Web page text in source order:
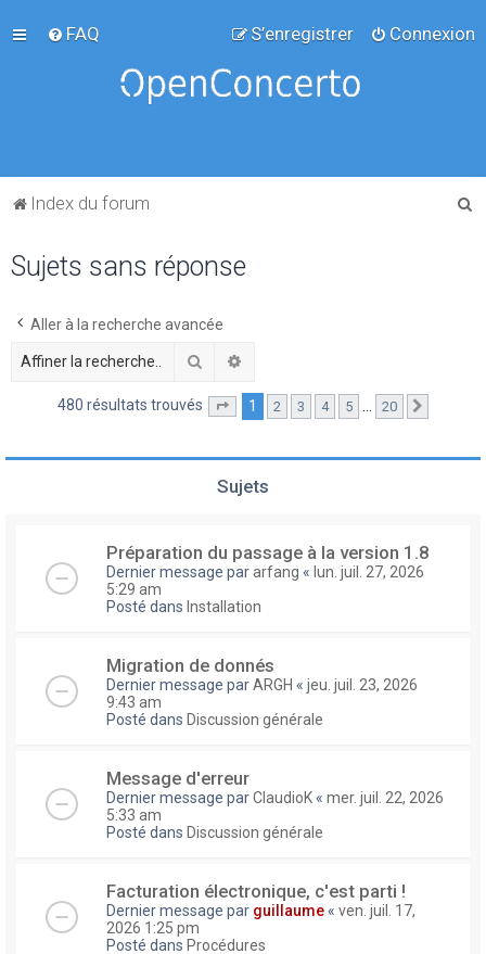
FAQ Connexion
S’enregistrer
Index du forum
Sujets sans réponse
Aller à la recherche avancée
Rechercher
480 résultats trouvés Page sur20
1 2 3 4 5 … 20
Sujets
Préparation du passage à la version 1.8
Dernier message pararfang « lun. juil. 27, 2026
5:29 am
Posté dans Installation
Migration de donnés
Dernier message parARGH « jeu. juil. 23, 2026
9:43 am
Posté dans Discussion générale
Message d'erreur
Dernier message parClaudioK « mer. juil. 22, 2026
5:33 am
Posté dans Discussion générale
Facturation électronique, c'est parti !
Dernier message par guillaume « ven. juil. 17,
2026 1:25 pm
Posté dans Procédures